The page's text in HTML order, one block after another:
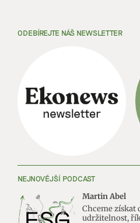
ODEBÍREJTE NÁŠ NEWSLETTER
NEJNOVĚJŠÍ PODCAST
Martin Abel
Chceme
udržitelnost,